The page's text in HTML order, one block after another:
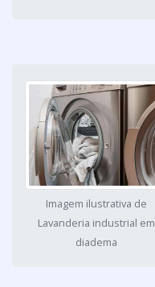
Imagem ilustrativa de
Lavanderia industrial em
diadema